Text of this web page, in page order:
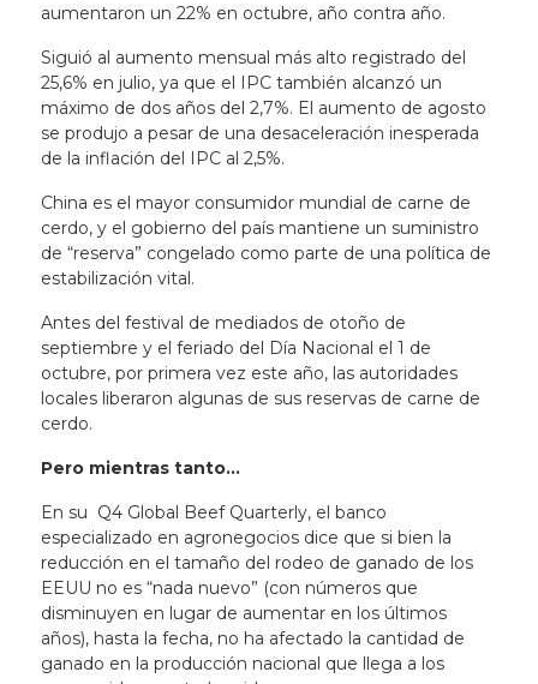
aumentaron un 22% en octubre, año contra año.
Siguió al aumento mensual más alto registrado del
25,6% en julio, ya que el IPC también alcanzó un
máximo de dos años del 2,7%. El aumento de agosto
se produjo a pesar de una desaceleración inesperada
de la inflación del IPC al 2,5%.
China es el mayor consumidor mundial de carne de
cerdo, y el gobierno del país mantiene un suministro
de “reserva” congelado como parte de una política de
estabilización vital.
Antes del festival de mediados de otoño de
septiembre y el feriado del Día Nacional el 1 de
octubre, por primera vez este año, las autoridades
locales liberaron algunas de sus reservas de carne de
cerdo.
Pero mientras tanto…
En su Q4 Global Beef Quarterly, el banco
especializado en agronegocios dice que si bien la
reducción en el tamaño del rodeo de ganado de los
EEUU no es “nada nuevo” (con números que
disminuyen en lugar de aumentar en los últimos
años), hasta la fecha, no ha afectado la cantidad de
ganado en la producción nacional que llega a los